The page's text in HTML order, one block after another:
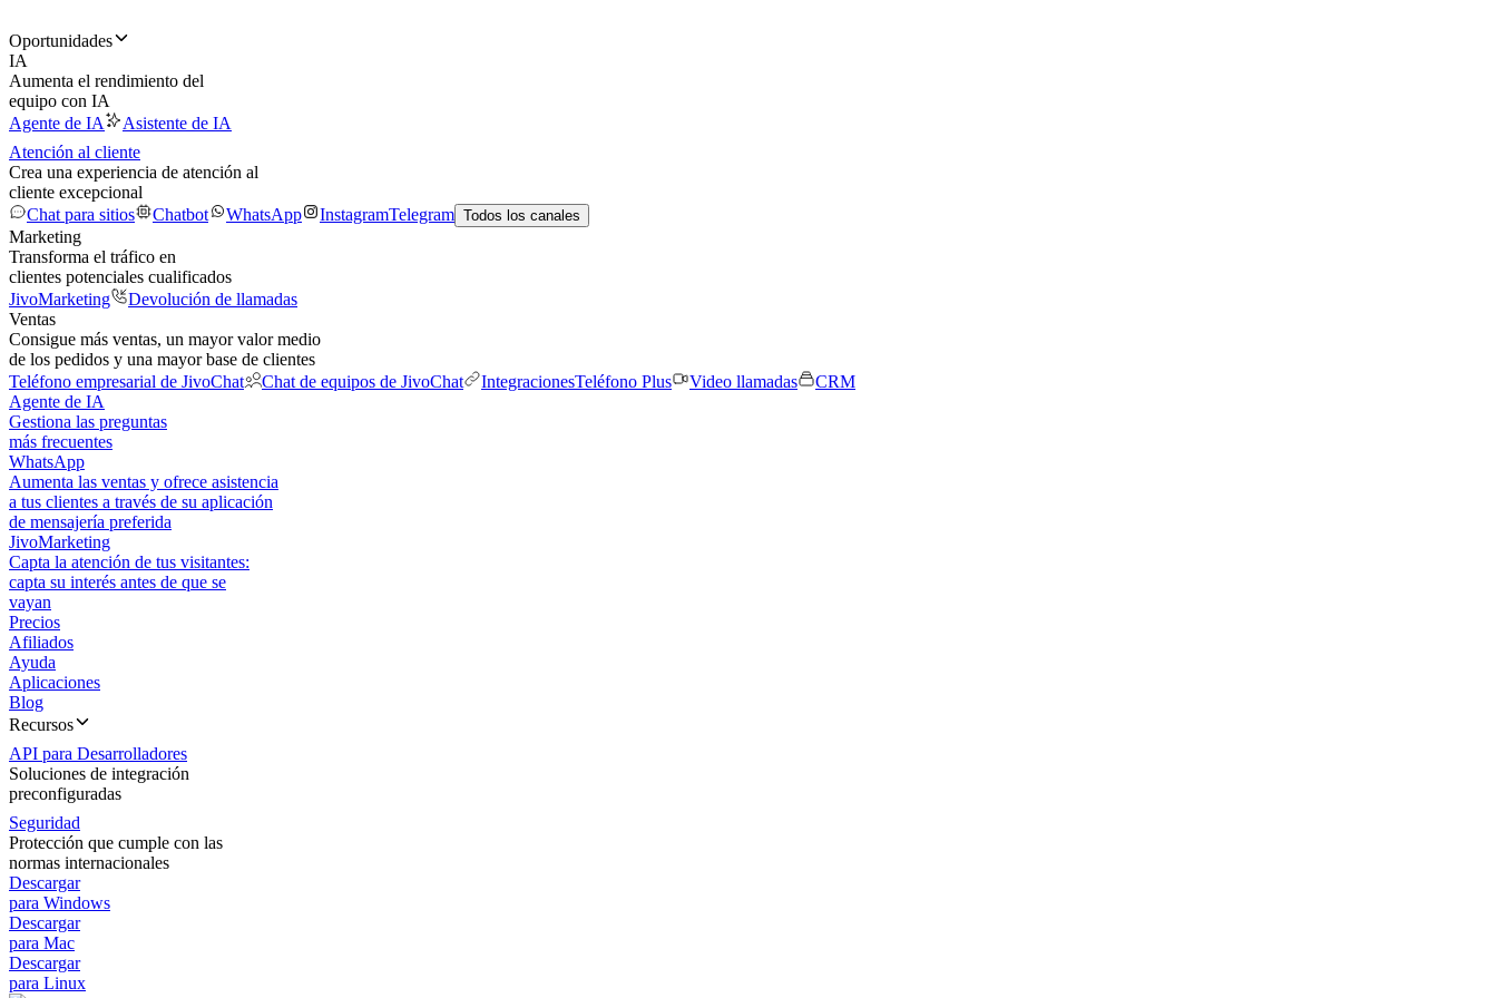
Oportunidades
IA
Aumenta el rendimiento del
equipo con IA
Agente de IA
Asistente de IA
Atención al cliente
Crea una experiencia de atención al
cliente excepcional
Chat para sitios
Chatbot WhatsApp InstagramTelegram Todos los canales
Marketing
Transforma el tráfico en
clientes potenciales cualificados
JivoMarketing
Devolución de llamadas
Ventas
Consigue más ventas, un mayor valor medio
de los pedidos y una mayor base de clientes
Teléfono empresarial de JivoChat
Chat de equipos de JivoChat IntegracionesTeléfono Plus Video llamadas
CRM
Agente de IA
Gestiona las preguntas
más frecuentes
WhatsApp
Aumenta las ventas y ofrece asistencia
a tus clientes a través de su aplicación
de mensajería preferida
JivoMarketing
Capta la atención de tus visitantes:
capta su interés antes de que se
vayan
Precios
Afiliados
Ayuda
Aplicaciones
Blog
Recursos
API para Desarrolladores
Soluciones de integración
preconfiguradas
Seguridad
Protección que cumple con las
normas internacionales
Descargar
para Windows
Descargar
para Mac
Descargar
para Linux